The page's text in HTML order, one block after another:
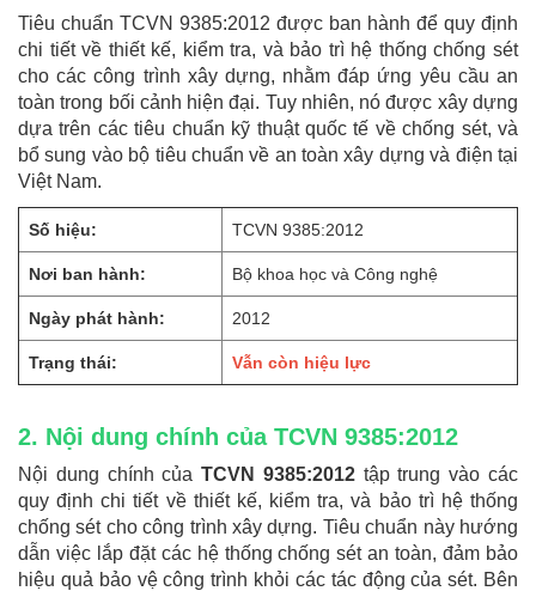
Tiêu chuẩn TCVN 9385:2012 được ban hành để quy định
chi tiết về thiết kế, kiểm tra, và bảo trì hệ thống chống sét
cho các công trình xây dựng, nhằm đáp ứng yêu cầu an
toàn trong bối cảnh hiện đại. Tuy nhiên, nó được xây dựng
dựa trên các tiêu chuẩn kỹ thuật quốc tế về chống sét, và
bổ sung vào bộ tiêu chuẩn về an toàn xây dựng và điện tại
Việt Nam.
Số hiệu: TCVN 9385:2012
Nơi ban hành: Bộ khoa học và Công nghệ
Ngày phát hành: 2012
Trạng thái: Vẫn còn hiệu lực
2. Nội dung chính của TCVN 9385:2012
Nội dung chính củaTCVN 9385:2012tập trung vào các
quy định chi tiết về thiết kế, kiểm tra, và bảo trì hệ thống
chống sét cho công trình xây dựng. Tiêu chuẩn này hướng
dẫn việc lắp đặt các hệ thống chống sét an toàn, đảm bảo
hiệu quả bảo vệ công trình khỏi các tác động của sét. Bên